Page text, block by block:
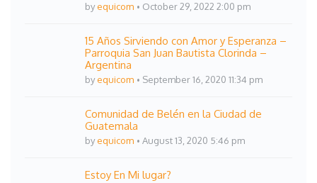
byequicom October 29, 2022 2:00 pm
15 Años Sirviendo con Amor y Esperanza –
Parroquia San Juan Bautista Clorinda –
Argentina
byequicom September 16, 2020 11:34 pm
Comunidad de Belén en la Ciudad de
Guatemala
byequicom August 13, 2020 5:46 pm
Estoy En Mi lugar?